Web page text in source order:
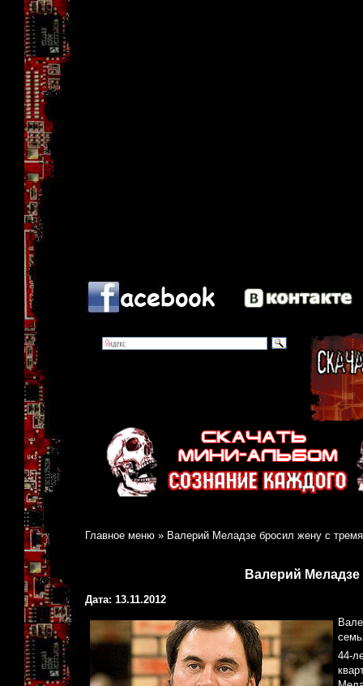
Главное меню » Валерий Меладзе бросил жену с
Валерий
Дата: 13.11.2012
44-